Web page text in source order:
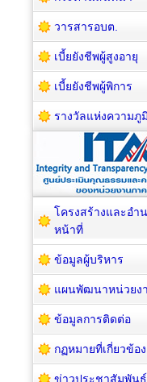
วารสารอบต.
เบี้ยยังชีพผู้สูงอายุ
เบี้ยยังชีพผู้พิการ
รางวัลแห่งความภู
โครงสร้างและอำ
หน้าที่
ข้อมูลผู้บริหาร
แผนพัฒนาหน่วยง
ข้อมูลการติดต่อ
กฏหมายที่เกี่ยวข้อง
ข่าวประชาสัมพันธ์